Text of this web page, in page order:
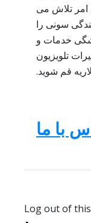
امر تلاش می
سونی را
خدمات و
تلویزیون
قم شوید.
با ما
Log out of